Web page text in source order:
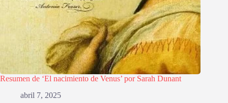
Resumen de ‘El nacimiento de Venus’ por Sarah Dunant
abril 7, 2025